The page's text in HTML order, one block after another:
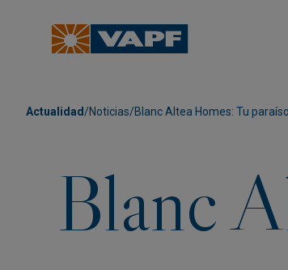
Actualidad /Noticias/Blanc Altea Homes: Tu
Blanc